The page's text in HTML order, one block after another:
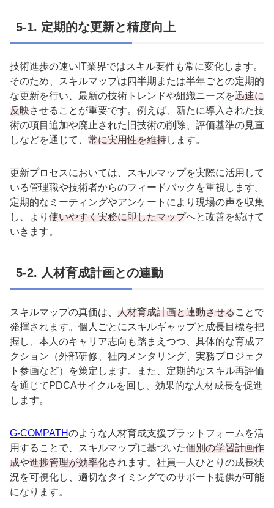
5-1. 定期的な更新と精度向上
技術進歩の速い IT業界ではスキル要件も常に変化します。
そのため、スキルマップは四半期または半年ごとの定期的
な更新を行い、最新の技術トレンドや組織ニーズを迅速に
反映させることが重要です。例えば、新たに導入された技
術の項目追加や廃止された旧技術の削除、評価基準の見直
しなどを通じて、 常に実用性を維持します。
更新プロセスにおいては、スキルマップを実際に活用して
いる管理職や技術者からのフィードバックを重視します。
定期的なミーティングやアンケートにより現場の声を収集
し、より 使いやすく実務に即したマップへと改善を続けて
いきます。
5-2. 人材育成計画との連動
スキルマップの真価は、 人材育成計画と連動させる ことで
発揮されます。個人ごとにスキルギャップと成長目標を把
握し、本人のキャリア志向も踏まえつつ、具体的な育成ア
クション（外部研修、社内メンタリング、実務プロジェク
ト参画など）を策定します。また、定期的なスキル再評価
を通じて PDCAサイクルを回し、効果的な人材成長を促進
します。
G-COMPATHのような人材育成支援プラットフォームを活
用することで、スキルマップに基づいた個別の学習計画作
成や進捗管理が効率化されます。社員一人ひとりの成長状
況を可視化し、適切なタイミングでのサポート提供が可能
になります。